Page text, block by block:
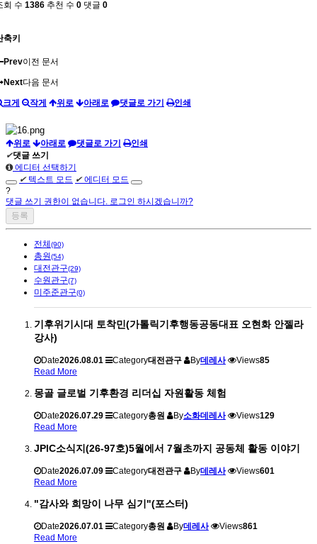
회 수 1386 추천 수 0 댓글 0
축키
Prev이전 문서
Next다음 문서
크게 작게 위로 아래로 댓글로 가기 인쇄
위로 아래로 댓글로 가기
인쇄
✔댓글 쓰기
에디터 선택하기
✔ 텍스트 모드 ✔에디터 모드
?
댓글 쓰기 권한이 없습니다. 로그인 하시겠습니까?
전체 (90)
총원(54)
대전관구(29)
수원관구(7)
미주준관구(0)
기후위기시대 토착민(가톨릭기후행동공동대표 오현화 안젤라
강사)
Date2026.08.01 Category대전관구 By데레사 Views85
Read More
몽골 글로벌 기후환경 리더십 자원활동 체험
Date2026.07.29 Category총원 By소화데레사 Views129
Read More
JPIC소식지(26-97호)5월에서 7월초까지 공동체 활동 이야기
Date2026.07.09 Category대전관구 By데레사 Views601
Read More
"감사와 희망이 나무 심기"(포스터)
Date2026.07.01 Category총원 By데레사 Views861
Read More